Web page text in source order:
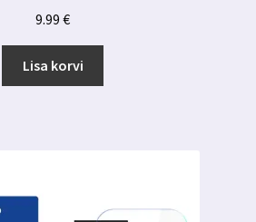
9.99 €
Lisa korvi